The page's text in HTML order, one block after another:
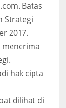
. Batas
Strategi
2017.
menerima
hak cipta
dilihat di